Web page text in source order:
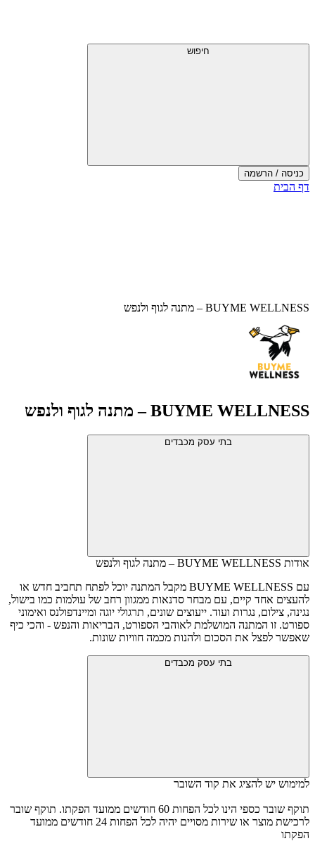
עליון
חיפוש
כניסה / הרשמה
סוף
דף הבית
BUYME WELLNESS – מתנה לגוף ולנפש
BUYME WELLNESS – מתנה לגוף ולנפש
בתי עסק מכבדים
אודות BUYME WELLNESS – מתנה לגוף ולנפש
עם BUYME WELLNESS מקבל המתנה יוכל לפתח תחביב חדש או
להעצים אחד קיים, עם מבחר סדנאות ממגוון רחב של עולמות כמו בישול,
נגינה, צילום, נגרות ועוד. ייעוצים שונים, תרגולי יוגה ומיינדפולנס ואימוני
ספורט. זו המתנה המושלמת לאוהבי הספורט, הבריאות והנפש - והכי כיף
שאפשר לפצל את הסכום ולהנות מכמה חוויות שונות.
בתי עסק מכבדים
למימוש יש להציג את קוד השובר
תוקף שובר כספי הינו לכל הפחות 60 חודשים ממועד הפקתו. תוקף שובר
לרכישת מוצר או שירות מסויים יהיה לכל הפחות 24 חודשים ממועד
הפקתו